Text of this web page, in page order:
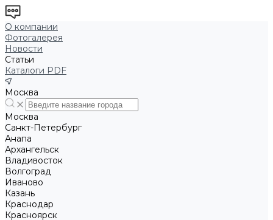
О компании
Фотогалерея
Новости
Статьи
Каталоги PDF
Москва
Москва
Санкт-Петербург
Анапа
Архангельск
Владивосток
Волгоград
Иваново
Казань
Краснодар
Красноярск